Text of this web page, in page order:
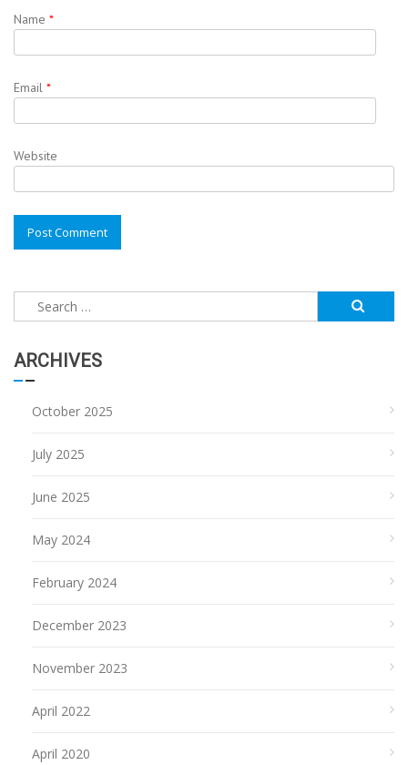
Name *
Email *
Website
Search
for:
ARCHIVES
October 2025
July 2025
June 2025
May 2024
February 2024
December 2023
November 2023
April 2022
April 2020